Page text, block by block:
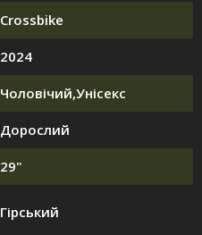
Crossbike
2024
Чоловічий,Унісекс
Дорослий
29"
Гірський